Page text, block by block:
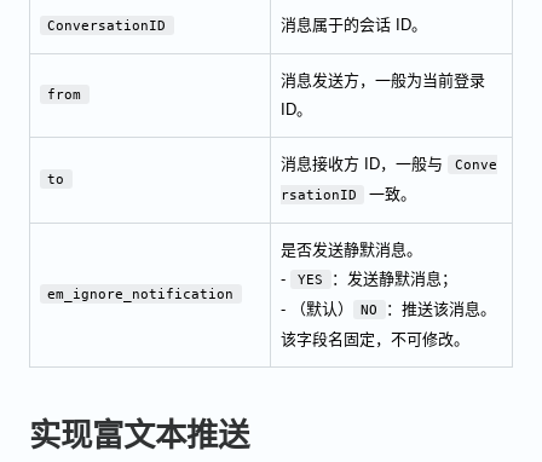
ConversationID 消息属于的会话 ID。
from
消息发送方，一般为当前登录
ID。
to
消息接收方 ID，一般与
Conve
rsationID
一致。
em_ignore_notification
是否发送静默消息。
-
YES
：发送静默消息；
- （默认）
NO
：推送该消息。
该字段名固定，不可修改。
实现富文本推送